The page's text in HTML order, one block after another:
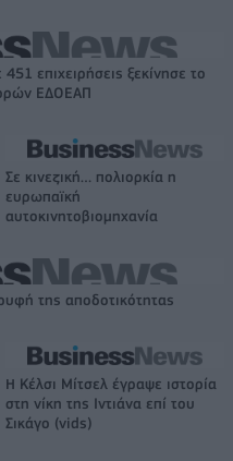
επιχειρήσεις ξεκίνησε το
ΕΔΟΕΑΠ
Σε κινεζική… πολιορκία η
ευρωπαϊκή
αυτοκινητοβιομηχανία
της αποδοτικότητας
Η Κέλσι Μίτσελ έγραψε ιστορία
στη νίκη της Ιντιάνα επί του
Σικάγο (vids)